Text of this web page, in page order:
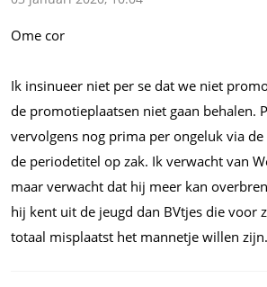
Ome cor
Ik insinueer niet per se dat we niet
de promotieplaatsen niet gaan behalen.
vervolgens nog prima per ongeluk via
de periodetitel op zak. Ik verwacht van
maar verwacht dat hij meer kan
hij kent uit de jeugd dan BVtjes die voor
totaal misplaatst het mannetje willen zijn.